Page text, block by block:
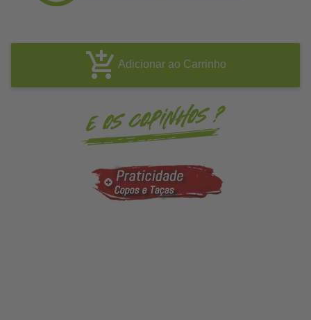
Adicionar ao Carrinho